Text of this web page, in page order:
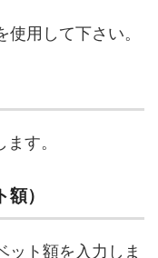
用して下さい。
す。
）
ット額を入力しま